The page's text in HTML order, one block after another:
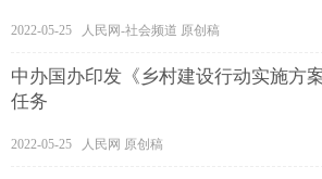
2022-05-25 人民网-社会频道 原创稿
中办国办印发《乡村建设行动实施方
任务
2022-05-25 人民网 原创稿